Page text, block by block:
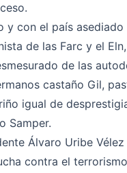
con el país asediado
de las Farc y el
de las
castaño Gil,
igual de
Samper.
Álvaro Uribe
contra el